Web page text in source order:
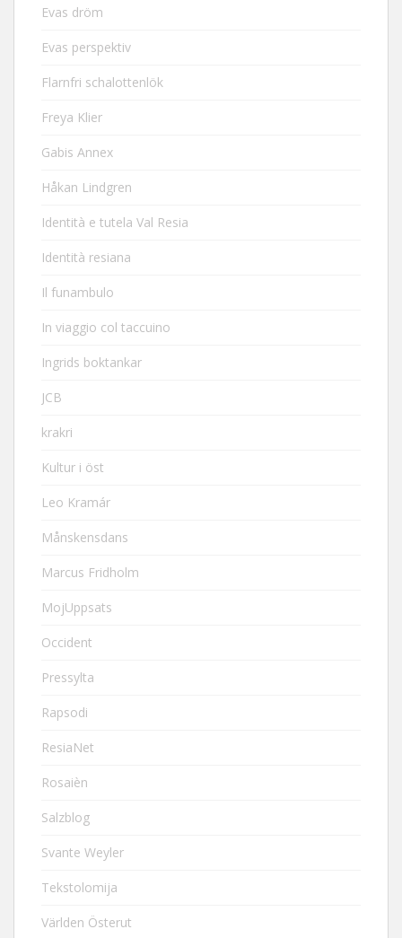
Evas dröm
Evas perspektiv
Flarnfri schalottenlök
Freya Klier
Gabis Annex
Håkan Lindgren
Identità e tutela Val Resia
Identità resiana
Il funambulo
In viaggio col taccuino
Ingrids boktankar
JCB
krakri
Kultur i öst
Leo Kramár
Månskensdans
Marcus Fridholm
MojUppsats
Occident
Pressylta
Rapsodi
ResiaNet
Rosaièn
Salzblog
Svante Weyler
Tekstolomija
Världen Österut